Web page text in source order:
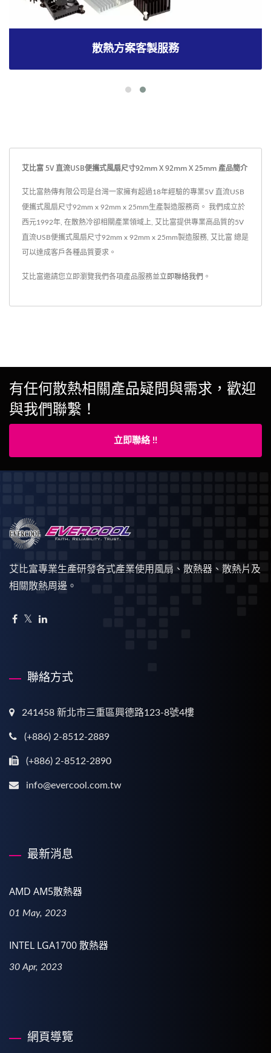
散熱方案客製服務
艾比富 5V 直流USB便攜式風扇尺寸92mm X 92mm X 25mm 產品簡介
艾比富熱傳有限公司是台灣一家擁有超過18年經驗的專業5V 直流USB
便攜式風扇尺寸92mm x 92mm x 25mm生產製造服務商。 我們成立於
西元1992年, 在散熱冷卻相關產業領域上, 艾比富提供專業高品質的5V
直流USB便攜式風扇尺寸92mm x 92mm x 25mm製造服務, 艾比富 總是
可以達成客戶各種品質要求。
艾比富邀請您立即瀏覽我們各項產品服務並立即聯絡我們 。
有任何散熱相關產品疑問與需求，歡迎
與我們聯繫！
立即聯絡 !!
艾比富專業生產研發各式產業使用風扇、散熱器、散熱片及
相關散熱周邊。
聯絡方式
241458 新北市三重區興德路123-8號4樓
(+886) 2-8512-2889
(+886) 2-8512-2890
info@evercool.com.tw
最新消息
AMD AM5散熱器
01 May, 2023
INTEL LGA1700 散熱器
30 Apr, 2023
網頁導覽